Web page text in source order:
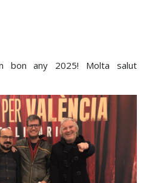
bon any 2025! Molta salut